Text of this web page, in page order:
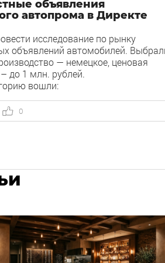
объявления
автопрома в Директе
исследование по рынку
объявлений автомобилей.
— немецкое, ценовая
до 1 млн. рублей.
вошли:
0